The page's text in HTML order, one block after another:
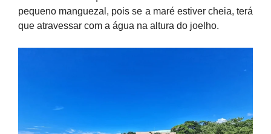
pequeno manguezal, pois se a maré estiver cheia, terá
que atravessar com a água na altura do joelho.